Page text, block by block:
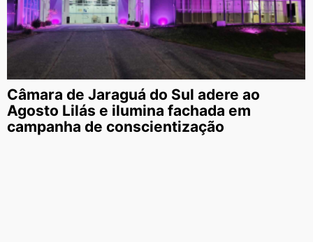
Câmara de Jaraguá do Sul adere ao
Agosto Lilás e ilumina fachada em
campanha de conscientização